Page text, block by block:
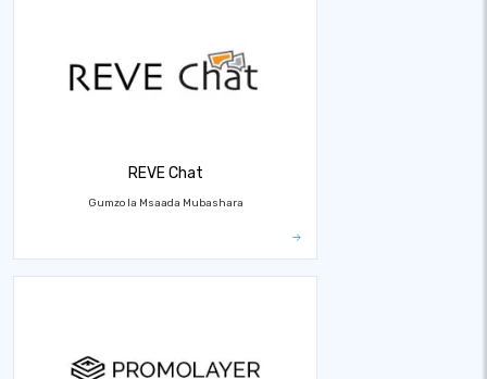
REVE Chat
Gumzo la Msaada Mubashara